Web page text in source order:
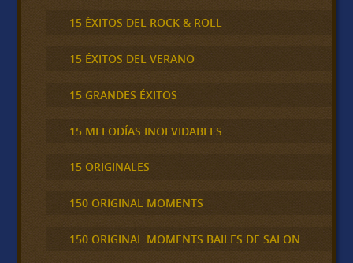
15 ÉXITOS DEL ROCK & ROLL
15 ÉXITOS DEL VERANO
15 GRANDES ÉXITOS
15 MELODÍAS INOLVIDABLES
15 ORIGINALES
150 ORIGINAL MOMENTS
150 ORIGINAL MOMENTS BAILES DE SALON